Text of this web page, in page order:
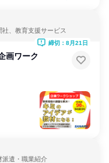
、教育支援サービス
画ワーク
締切：8月21日
派遣・職業紹介